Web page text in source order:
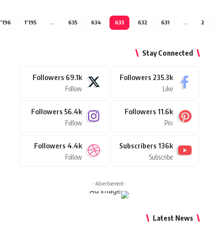
632
633
634
635 1٬196
Stay
235.3k
Followers
69.1k
Followers
Follow
11.6k
Followers
56.4k
Followers
Follow
136k
Subscribers
Subscribe
4.4k
Followers
Follow
Latest